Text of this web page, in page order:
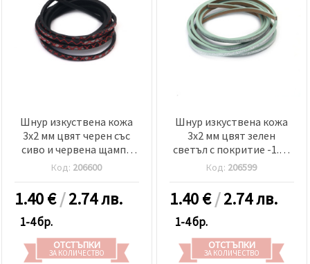
Шнур изкуствена кожа
3x2 мм цвят черен със
сиво и червена щампа
-1.20 метра
Код: 206600
1.40€/2.74 лв.
1-4 бр.
ОТСТЪПКИ
ЗА КОЛИЧЕСТВО
Шнур изкуствена кожа
3x2 мм цвят зелен
светъл с покритие -1.20
метра
Код: 206599
1.40€/2.74 лв.
1-4 бр.
ОТСТЪПКИ
ЗА КОЛИЧЕСТВО